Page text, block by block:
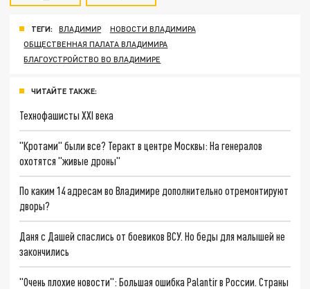
ТЕГИ: ВЛАДИМИР
НОВОСТИ ВЛАДИМИРА
ОБЩЕСТВЕННАЯ ПАЛАТА ВЛАДИМИРА
БЛАГОУСТРОЙСТВО ВО ВЛАДИМИРЕ
ЧИТАЙТЕ ТАКЖЕ:
Технофашисты XXI века
"Кротами" были все? Теракт в центре Москвы: На генералов
охотятся "живые дроны"
По каким 14 адресам во Владимире дополнительно отремонтируют
дворы?
Даня с Дашей спаслись от боевиков ВСУ. Но беды для малышей не
закончились
"Очень плохие новости": Большая ошибка Palantir в России. Страны